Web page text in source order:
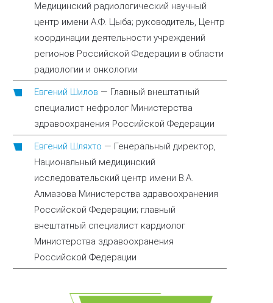
Медицинский радиологический научный
центр имени А.Ф. Цыба; руководитель, Центр
координации деятельности учреждений
регионов Российской Федерации в области
радиологии и онкологии
Евгений Шилов — Главный внештатный
специалист нефролог Министерства
здравоохранения Российской Федерации
Евгений Шляхто — Генеральный директор,
Национальный медицинский
исследовательский центр имени В.А.
Алмазова Министерства здравоохранения
Российской Федерации; главный
внештатный специалист кардиолог
Министерства здравоохранения
Российской Федерации